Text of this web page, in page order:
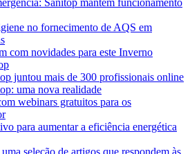
no fornecimento de AQS em
com novidades para este Inverno
juntou mais de 300 profissionais online
uma nova realidade
webinars gratuitos para os
para aumentar a eficiência energética
seleção de artigos que respondem às